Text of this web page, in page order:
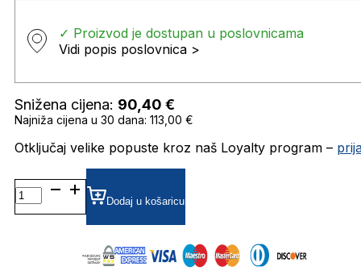
✓ Proizvod je dostupan u poslovnicama
Vidi popis poslovnica >
Snižena cijena: 90,40 €
Najniža cijena u 30 dana: 113,00 €
Otključaj velike popuste kroz naš Loyalty program –
VISYANEZ
GRADIJENT SUNČANE
NAOČALE
Dodaj u košaricu